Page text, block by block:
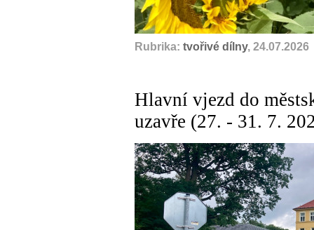
Rubrika: tvořivé dílny, 24.07.2026
Hlavní vjezd do
uzavře (27. - 31. 7.